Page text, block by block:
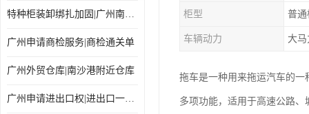
特种柜装卸绑扎加固|广州南沙仓库装卸
广州申请商检服务|商检通关单
广州外贸仓库|南沙港附近仓库
广州申请进出口权|进出口一站式
柜型 普通
车辆动力 大马
拖车是一种用来拖运汽车的
多项功能，适用于高速公路、